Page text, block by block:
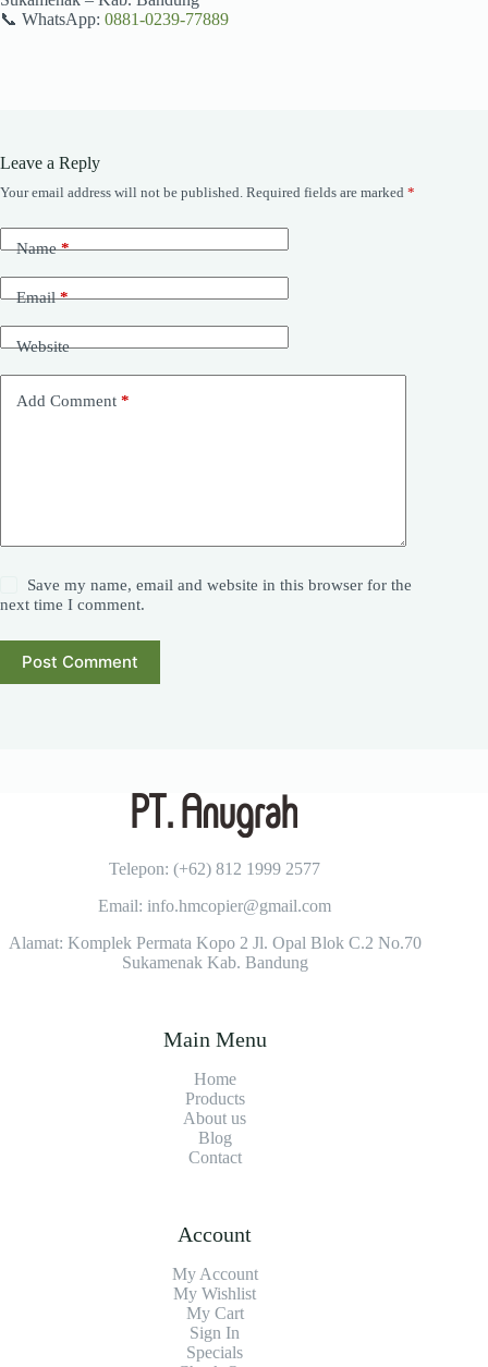
📞 WhatsApp: 0881-0239-77889
Leave a Reply
Your email address will not be published. Required fields are marked *
Name*
Email*
Website
Add Comment *
Save my name, email and website in this browser for the
next time I comment.
Post Comment
Telepon: (+62) 812 1999 2577
Email: info.hmcopier@gmail.com
Alamat: Komplek Permata Kopo 2 Jl. Opal Blok C.2 No.70
Sukamenak Kab. Bandung
Main Menu
Home
Products
About us
Blog
Contact
Account
My Account
My Wishlist
My Cart
Sign In
Specials